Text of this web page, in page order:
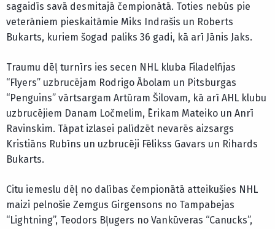
sagaidīs savā desmitajā čempionātā. Toties nebūs pie
veterāniem pieskaitāmie Miks Indrašis un Roberts
Bukarts, kuriem šogad paliks 36 gadi, kā arī Jānis Jaks.
Traumu dēļ turnīrs ies secen NHL kluba Filadelfijas
“Flyers” uzbrucējam Rodrigo Ābolam un Pitsburgas
“Penguins” vārtsargam Artūram Šilovam, kā arī AHL klubu
uzbrucējiem Danam Ločmelim, Ērikam Mateiko un Anrī
Ravinskim. Tāpat izlasei palīdzēt nevarēs aizsargs
Kristiāns Rubīns un uzbrucēji Fēlikss Gavars un Rihards
Bukarts.
Citu iemeslu dēļ no dalības čempionātā atteikušies NHL
maizi pelnošie Zemgus Girgensons no Tampabejas
“Lightning”, Teodors Bļugers no Vankūveras “Canucks”,